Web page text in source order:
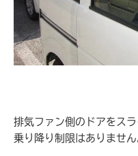
排気ファン側のドアをス
乗り降り制限はありません